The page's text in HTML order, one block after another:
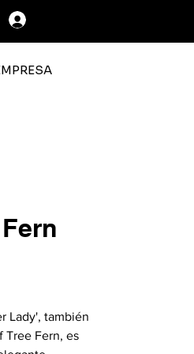
Lady', también
Tree Fern, es